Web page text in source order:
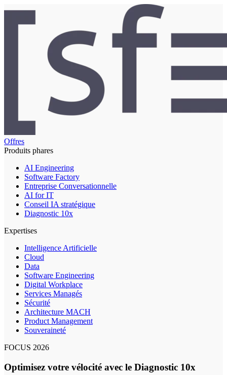
Offres
Produits phares
AI Engineering
Software Factory
Entreprise Conversationnelle
AI for IT
Conseil IA stratégique
Diagnostic 10x
Expertises
Intelligence Artificielle
Cloud
Data
Software Engineering
Digital Workplace
Services Managés
Sécurité
Architecture MACH
Product Management
Souveraineté
FOCUS 2026
Optimisez votre vélocité avec le Diagnostic 10x